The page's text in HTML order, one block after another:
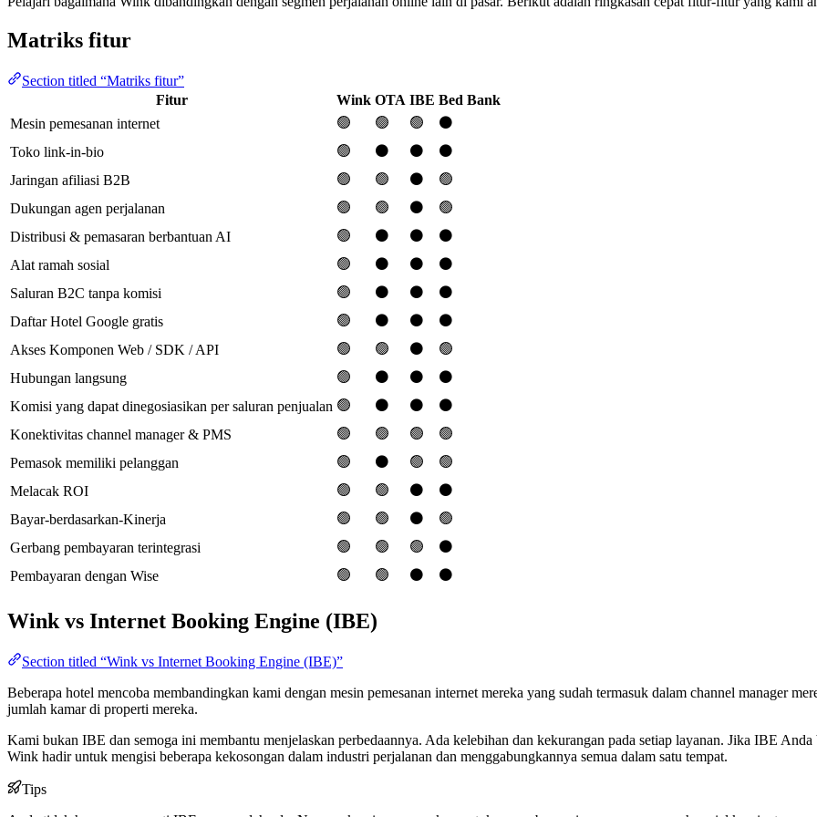
Matriks fitur
Section titled “Matriks fitur”
Fitur
Wink OTA IBE Bed Bank
Mesin pemesanan internet
🟢 🟢 🟢
⚫️
Toko link-in-bio
🟢 ⚫️ ⚫️
⚫️
Jaringan afiliasi B2B
🟢 🟢 ⚫️
🟢
Dukungan agen perjalanan
🟢 🟢 ⚫️
🟢
Distribusi & pemasaran berbantuan AI
🟢 ⚫️ ⚫️
⚫️
Alat ramah sosial
🟢 ⚫️ ⚫️
⚫️
Saluran B2C tanpa komisi
🟢 ⚫️ ⚫️
⚫️
Daftar Hotel Google gratis
🟢 ⚫️ ⚫️
⚫️
Akses Komponen Web / SDK / API
🟢 🟢 ⚫️
🟢
Hubungan langsung
🟢 ⚫️ ⚫️
⚫️
Komisi yang dapat dinegosiasikan per saluran penjualan 🟢 ⚫️ ⚫️
⚫️
Konektivitas channel manager & PMS
🟢 🟢 🟢
🟢
Pemasok memiliki pelanggan
🟢 ⚫️ 🟢
🟢
Melacak ROI
🟢 🟢 ⚫️
⚫️
Bayar-berdasarkan-Kinerja
🟢 🟢 ⚫️
🟢
Gerbang pembayaran terintegrasi
🟢 🟢 🟢
⚫️
Pembayaran dengan Wise
🟢 🟢 ⚫️ ⚫️
Wink vs Internet Booking Engine (IBE)
Section titled “Wink vs Internet Booking Engine (IBE)”
Beberapa hotel mencoba membandingkan kami dengan mesin pemesanan internet mereka yang sudah termasuk dalam channel manager
jumlah kamar di properti mereka.
Kami bukan IBE dan semoga ini membantu menjelaskan perbedaannya. Ada kelebihan dan kekurangan pada setiap layanan. Jika IBE
Wink hadir untuk mengisi beberapa kekosongan dalam industri perjalanan dan menggabungkannya semua dalam satu tempat.
Tips